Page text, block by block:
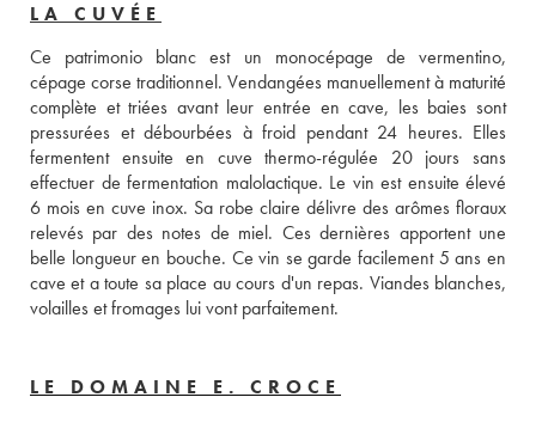
LA CUVÉE
Ce patrimonio blanc est un monocépage de vermentino,
cépage corse traditionnel. Vendangées manuellement à maturité
complète et triées avant leur entrée en cave, les baies sont
pressurées et débourbées à froid pendant 24 heures. Elles
fermentent ensuite en cuve thermo-régulée 20 jours sans
effectuer de fermentation malolactique. Le vin est ensuite élevé
6 mois en cuve inox. Sa robe claire délivre des arômes floraux
relevés par des notes de miel. Ces dernières apportent une
belle longueur en bouche. Ce vin se garde facilement 5 ans en
cave et a toute sa place au cours d'un repas. Viandes blanches,
volailles et fromages lui vont parfaitement.
LE DOMAINE E. CROCE